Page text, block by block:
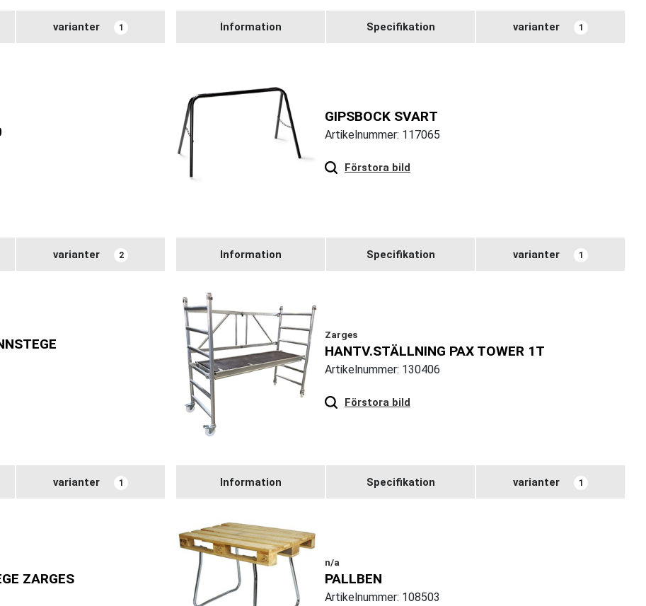
varianter 1 Information Specifikation varianter 1
varianter 2
GIPSBOCK SVART
Artikelnummer: 117065
Förstora bild
Information Specifikation varianter 1
varianter 1
Zarges
HANTV.STÄLLNING PAX TOWER 1T
Artikelnummer: 130406
Förstora bild
Information Specifikation varianter 1
ZARGES
n/a
PALLBEN
Artikelnummer: 108503